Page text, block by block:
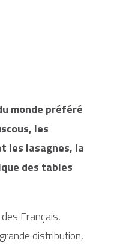
monde préféré
les
les lasagnes, la
des tables
Français,
distribution,